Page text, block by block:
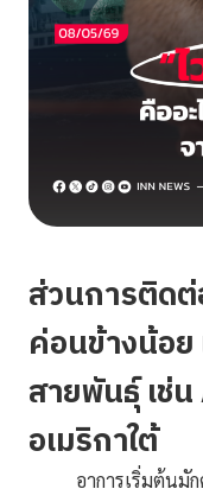
ส่วนการติด
ค่อนข้างน้อย
สายพันธุ์ เช่
อเมริกาใต้
อาการเริ่มต้นมักค